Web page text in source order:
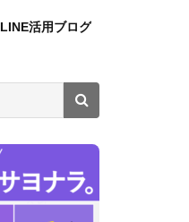
LINE活用ブログ